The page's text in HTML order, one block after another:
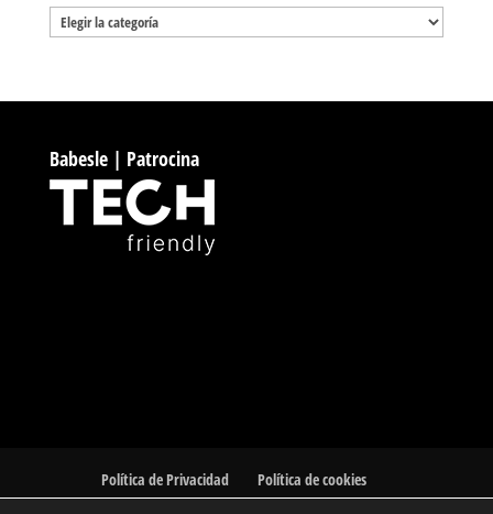
Categorías
Babesle | Patrocina
Política de Privacidad Política de cookies